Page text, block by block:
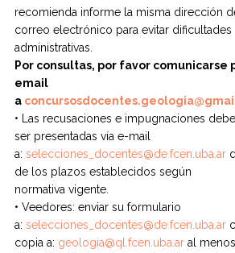
recomienda informe la misma dirección
correo electrónico para evitar dificultades
administrativas.
Por consultas, por favor comunicarse
email
a
• Las recusaciones e impugnaciones
ser presentadas vía e-mail
a: selecciones_docentes@de.fcen.uba.ar
de los plazos establecidos según
normativa vigente.
• Veedores: enviar su formulario
a: selecciones_docentes@de.fcen.uba.ar
copia a: geologia@ql.fcen.uba.aral menos